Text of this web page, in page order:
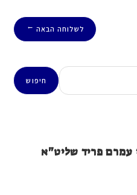
לשלוחה הבאה →
חיפוש
עמרם פריד שליט"א